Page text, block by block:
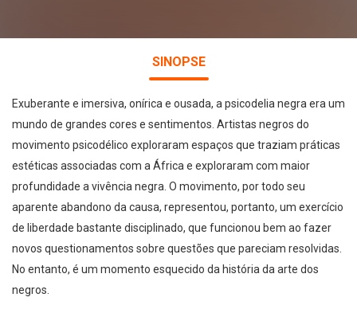
SINOPSE
Exuberante e imersiva, onírica e ousada, a psicodelia negra era um
mundo de grandes cores e sentimentos. Artistas negros do
movimento psicodélico exploraram espaços que traziam práticas
estéticas associadas com a África e exploraram com maior
profundidade a vivência negra. O movimento, por todo seu
aparente abandono da causa, representou, portanto, um exercício
de liberdade bastante disciplinado, que funcionou bem ao fazer
novos questionamentos sobre questões que pareciam resolvidas.
No entanto, é um momento esquecido da história da arte dos
negros.